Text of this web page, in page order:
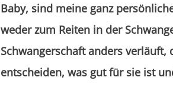
Baby, sind meine ganz
weder zum Reiten in der
Schwangerschaft anders verläuft,
entscheiden, was gut für sie ist